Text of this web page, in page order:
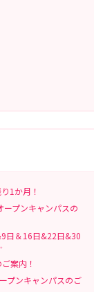
1か月！
ープンキャンパスの
日＆16日&22日&30
案内！
プンキャンパスのご